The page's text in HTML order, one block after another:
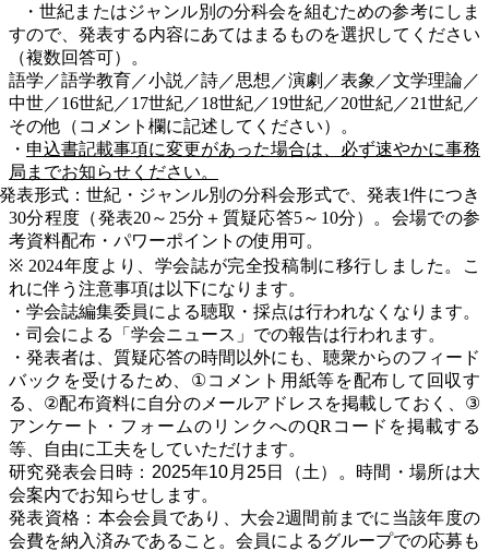
・世紀またはジャンル別の分科会を組むための参考にしま
すので、発表する内容にあてはまるものを選択してください
（複数回答可）。
語学／語学教育／小説／詩／思想／演劇／表象／文学理論／
中世／16世紀／17世紀／18世紀／19世紀／20世紀／21世紀／
その他（コメント欄に記述してください）。
・ 申込書記載事項に変更があった場合は、必ず速やかに事務
局までお知らせください。
表形式：世紀・ジャンル別の分科会形式で、発表1件につき
30分程度（発表20～ 25分＋質疑応答5～ 10分）。会場での参
考資料配布・パワーポイントの使用可。
※ 2024年度より、学会誌が完全投稿制に移行しました。こ
れに伴う注意事項は以下になります。
・学会誌編集委員による聴取・採点は行われなくなります。
・司会による「学会ニュース」での報告は行われます。
・発表者は、質疑応答の時間以外にも、聴衆からのフィード
バックを受けるため、 ①コメント用紙等を配布して回収す
る、 ②配布資料に自分のメールアドレスを掲載しておく、 ③
アンケート・フォームのリンクへのQR コードを掲載する
等、自由に工夫をしていただけます。
研究発表会日時：2025年10月25日
（土）。時間・場所は大
会案内でお知らせします。
発表資格：本会会員であり、大会2週間前までに当該年度の
会費を納入済みであること。会員によるグループでの応募も